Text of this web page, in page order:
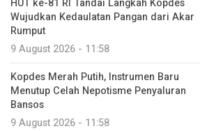
HUT ke-81 RI Tandai Langkah Kopdes
Wujudkan Kedaulatan Pangan dari Akar
Rumput
9 August 2026 - 11:58
Kopdes Merah Putih, Instrumen Baru
Menutup Celah Nepotisme Penyaluran
Bansos
9 August 2026 - 11:58